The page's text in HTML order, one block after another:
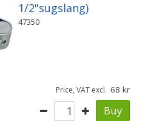
1/2"sugslang)
47350
Price, VAT excl. 68
Buy